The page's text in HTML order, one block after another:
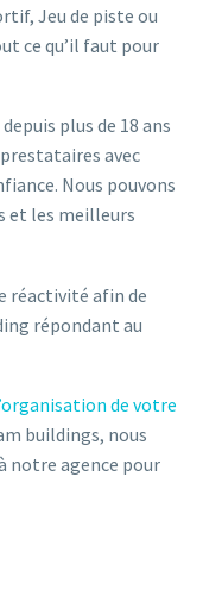
Jeu de piste ou
ce qu’il faut pour
plus de 18 ans
avec
Nous pouvons
et les meilleurs
réactivité afin de
répondant au
de votre
buildings, nous
notre agence pour